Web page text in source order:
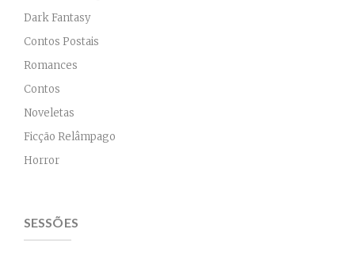
Dark Fantasy
Contos Postais
Romances
Contos
Noveletas
Ficção Relâmpago
Horror
SESSÕES